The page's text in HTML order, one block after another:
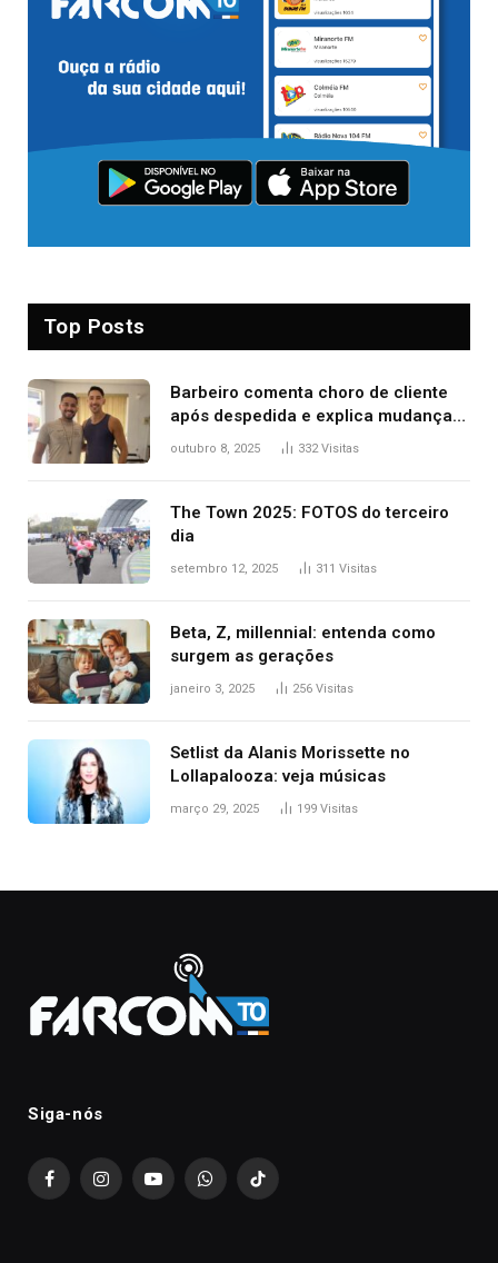
Top Posts
Barbeiro comenta choro de cliente
após despedida e explica mudança
para o TO: ‘Não esperava atingir
outubro 8, 2025 332Visitas
The Town 2025: FOTOS do terceiro
dia
setembro 12, 2025 311 Visitas
Beta, Z, millennial: entenda como
surgem as gerações
janeiro 3, 2025 256 Visitas
Setlist da Alanis Morissette no
Lollapalooza: veja músicas
março 29, 2025 199 Visitas
Siga-nós
FacebookInstagramYouTubeWhatsAppTikTok